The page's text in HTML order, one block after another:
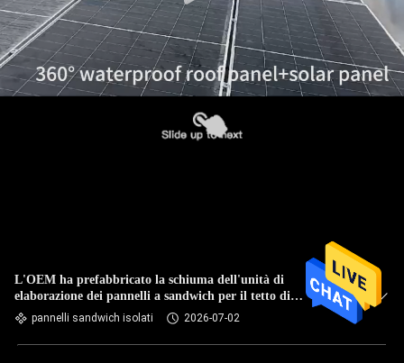
L'OEM ha prefabbricato la schiuma dell'unità di
elaborazione dei pannelli a sandwich per il tetto di
costruzione
pannelli sandwich isolati 2026-07-02